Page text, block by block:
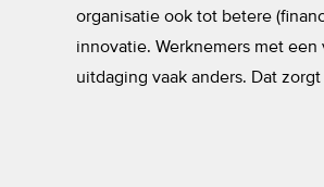
organisatie ook tot betere
innovatie. Werknemers met
uitdaging vaak anders. Dat